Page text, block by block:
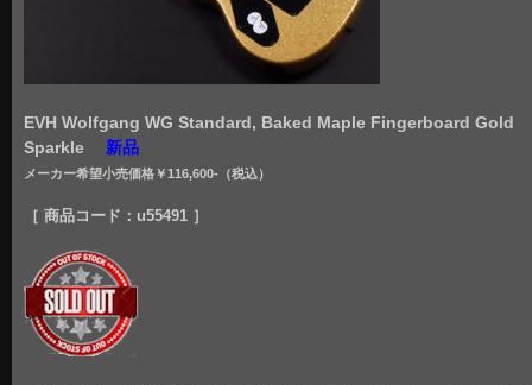
EVH Wolfgang WG Standard, Baked Maple Fingerboard Gold
Sparkle 新品
メーカー希望小売価格￥116,600-（税込）
［ 商品コード：u55491 ］